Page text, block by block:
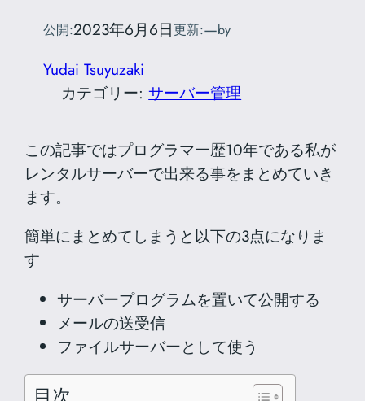
公開:2023年6月6日更新:—by
Yudai Tsuyuzaki
カテゴリー:サーバー管理
この記事ではプログラマー歴10年である私が
レンタルサーバーで出来る事をまとめていき
ます。
簡単にまとめてしまうと以下の3点になりま
す
サーバープログラムを置いて公開する
メールの送受信
ファイルサーバーとして使う